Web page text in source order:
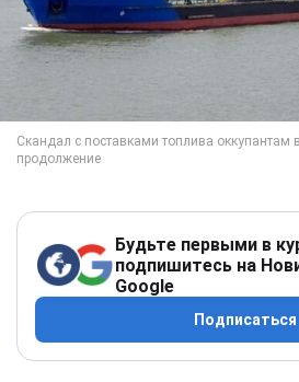
Будьте первыми в
подпишитесь на
Google
Подписаться